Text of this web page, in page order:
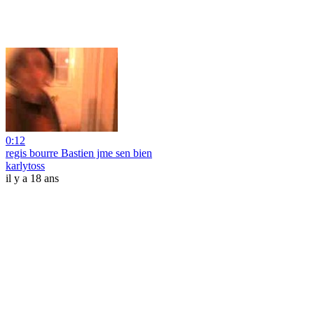
0:12
regis bourre Bastien jme sen bien
karlytoss
il y a 18 ans